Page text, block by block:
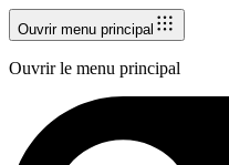
Ouvrir menu principal
Ouvrir le menu principal